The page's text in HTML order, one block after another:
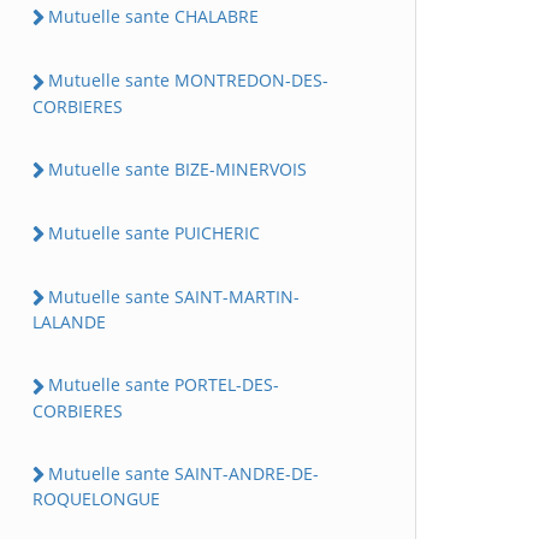
Mutuelle sante CHALABRE
Mutuelle sante MONTREDON-DES-
CORBIERES
Mutuelle sante BIZE-MINERVOIS
Mutuelle sante PUICHERIC
Mutuelle sante SAINT-MARTIN-
LALANDE
Mutuelle sante PORTEL-DES-
CORBIERES
Mutuelle sante SAINT-ANDRE-DE-
ROQUELONGUE